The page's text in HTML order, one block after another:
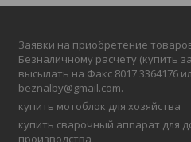
Заявки на приобретение
Безналичному расчету (купить
высылать на Факс 8017 3364176
beznalby@gmail.com.
купить мотоблок для хозяйства
купить сварочный аппарат для
производства